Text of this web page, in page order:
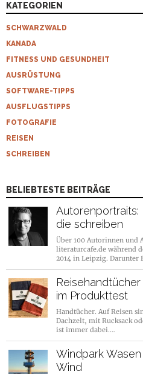
KATEGORIEN
SCHWARZWALD
KANADA
FITNESS UND GESUNDHEIT
AUSRÜSTUNG
SOFTWARE-TIPPS
AUSFLUGSTIPPS
FOTOGRAFIE
REISEN
SCHREIBEN
BELIEBTESTE BEITRÄGE
die schreiben
Über 100 Autorinnen und
literaturcafe.de während
2014 in Leipzig. Darunter
im Produkttest
Handtücher. Auf Reisen
Dachzelt, mit Rucksack
ist immer dabei.…
Windpark
Wind